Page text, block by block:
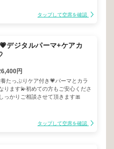
タップして空席を確認
デジタルパーマ+ケアカ
円
たっぷりケア付き💗パーマとカラ
ります💫初めての方もご安心くださ
っかりご相談させて頂きます🎀
タップして空席を確認